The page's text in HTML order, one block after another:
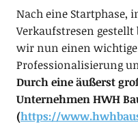
Nach eine Startphase,
Verkaufstresen
wir nun einen
Professionalisierung
Durch eine äußerst
Unternehmen HWH
(https://